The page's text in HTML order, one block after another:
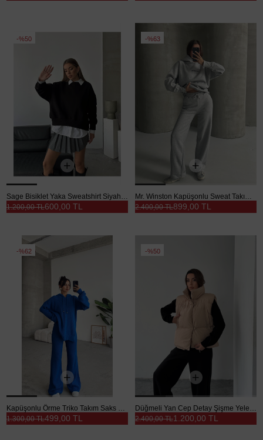
%50
600,00 TL
1.200,00 TL
%63
899,00 TL
2.400,00 TL
%62
Kapüşonlu Örme Triko Takım Saks Mavi - Saks Mavi
499,00 TL
1.300,00 TL
%50
Düğmeli Yan Cep Detay Şişme Yelek - Taş
1.200,00 TL
2.400,00 TL